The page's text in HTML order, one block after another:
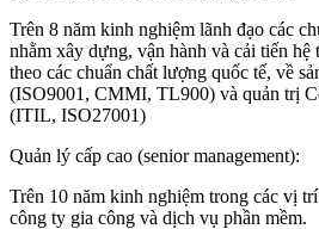
Trên 8 năm kinh nghiệm lãnh đạo các
nhằm xây dựng, vận hành và cải tiến
theo các chuẩn chất lượng quốc tế, về
(ISO9001, CMMI, TL900) và quản trị
(ITIL, ISO27001)
Quản lý cấp cao (senior management):
Trên 10 năm kinh nghiệm trong các vị
công ty gia công và dịch vụ phần mềm.